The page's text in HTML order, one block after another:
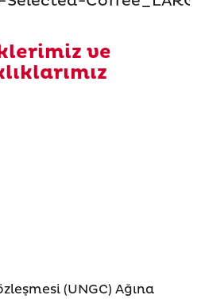
ve
(UNGC) Ağına